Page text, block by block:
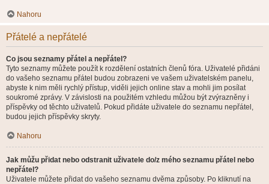
Nahoru
Přátelé a nepřátelé
Co jsou seznamy přátel a nepřátel?
Tyto seznamy můžete použít k rozdělení ostatních členů fóra. Uživatelé přidáni
do vašeho seznamu přátel budou zobrazeni ve vašem uživatelském panelu,
abyste k nim měli rychlý přístup, viděli jejich online stav a mohli jim posílat
soukromé zprávy. V závislosti na použitém vzhledu můžou být zvýrazněny i
příspěvky od těchto uživatelů. Pokud přidáte uživatele do seznamu nepřátel,
budou jejich příspěvky skryty.
Nahoru
Jak můžu přidat nebo odstranit uživatele do/z mého seznamu přátel nebo
nepřátel?
Uživatele můžete přidat do vašeho seznamu dvěma způsoby. Po kliknutí na